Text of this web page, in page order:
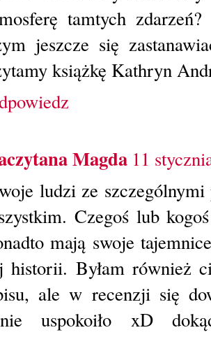
tamtych
jeszcze się
książkę Kathryn
Magda 11
ludzi ze
Czegoś lub
mają swoje
historii. Byłam również
ale w recenzji się
uspokoiło xD